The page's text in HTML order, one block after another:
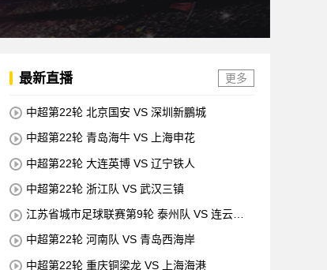
最新直播 更多
中超第22轮 北京国安 VS 深圳新鵬城
中超第22轮 青岛海牛 VS 上海申花
中超第22轮 大连英博 VS 辽宁铁人
中超第22轮 浙江队 VS 武汉三镇
江苏省城市足球联赛第9轮 泰州队 VS 连云港
中超第22轮 河南队 VS 青岛西海岸
中超第22轮 重庆铜梁龙 VS 上海海港